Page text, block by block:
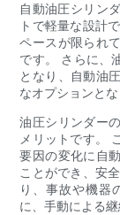
自動油圧シリン
トで軽量な設計
ペースが限られ
です。 さらに、
となり、自動油
なオプションとな
油圧シリンダー
メリットです。
要因の変化に自
ことができ、安
り、事故や機器
に、手動による